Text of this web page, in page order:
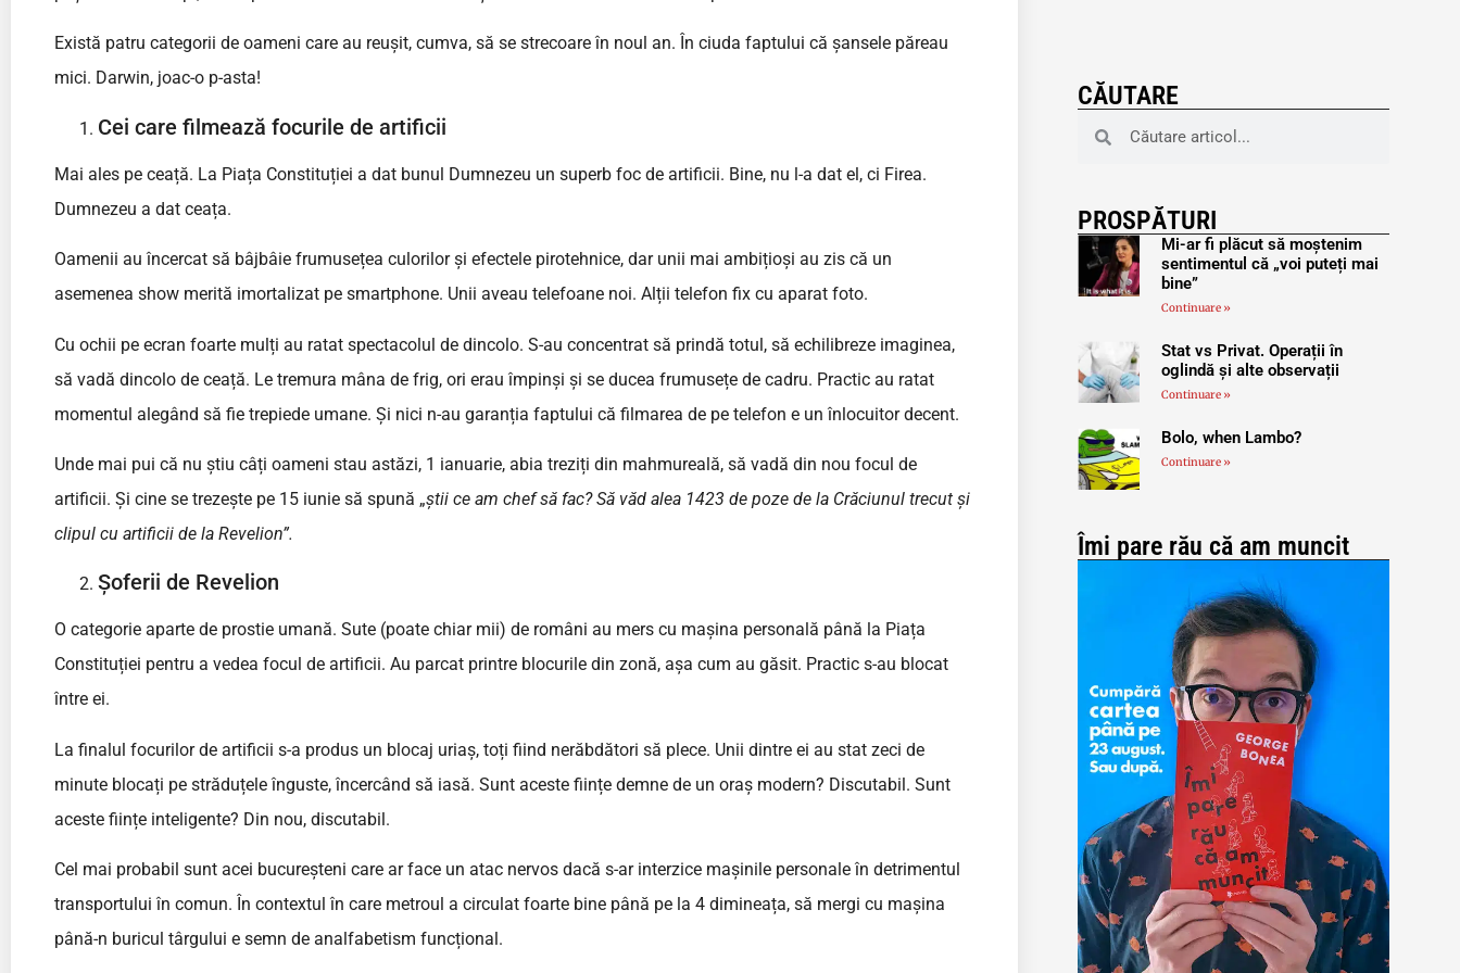
Există patru categorii de oameni care au reușit, cumva, să se strecoare în noul an. În ciuda faptului că șansele păreau
mici. Darwin, joac-o p-asta!
Cei care filmează focurile de artificii
Mai ales pe ceață. La Piața Constituției a dat bunul Dumnezeu un superb foc de artificii. Bine, nu l-a dat el, ci Firea.
Dumnezeu a dat ceața.
Oamenii au încercat să bâjbâie frumusețea culorilor și efectele pirotehnice, dar unii mai ambițioși au zis că un
asemenea show merită imortalizat pe smartphone. Unii aveau telefoane noi. Alții telefon fix cu aparat foto.
Cu ochii pe ecran foarte mulți au ratat spectacolul de dincolo. S-au concentrat să prindă totul, să echilibreze imaginea,
să vadă dincolo de ceață. Le tremura mâna de frig, ori erau împinși și se ducea frumusețe de cadru. Practic au ratat
momentul alegând să fie trepiede umane. Și nici n-au garanția faptului că filmarea de pe telefon e un înlocuitor decent.
Unde mai pui că nu știu câți oameni stau astăzi, 1 ianuarie, abia treziți din mahmureală, să vadă din nou focul de
artificii. Și cine se trezește pe 15 iunie să spună „știi ce am chef să fac? Să văd alea 1423 de poze de la Crăciunul trecut și
clipul cu artificii de la Revelion”.
Șoferii de Revelion
O categorie aparte de prostie umană. Sute (poate chiar mii) de români au mers cu mașina personală până la Piața
Constituției pentru a vedea focul de artificii. Au parcat printre blocurile din zonă, așa cum au găsit. Practic s-au blocat
între ei.
La finalul focurilor de artificii s-a produs un blocaj uriaș, toți fiind nerăbdători să plece. Unii dintre ei au stat zeci de
minute blocați pe străduțele înguste, încercând să iasă. Sunt aceste ființe demne de un oraș modern? Discutabil. Sunt
aceste ființe inteligente? Din nou, discutabil.
Cel mai probabil sunt acei bucureșteni care ar face un atac nervos dacă s-ar interzice mașinile personale în detrimentul
transportului în comun. În contextul în care metroul a circulat foarte bine până pe la 4 dimineața, să mergi cu mașina
până-n buricul târgului e semn de analfabetism funcțional.
CĂUTARE
PROSPĂTURI
Mi-ar fi plăcut să moștenim
sentimentul că „voi puteți mai
bine”
Continuare »
Stat vs Privat. Operații în
oglindă și alte observații
Continuare »
Bolo, when Lambo?
Continuare »
Îmi pare rău că am muncit